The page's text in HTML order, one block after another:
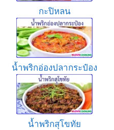
กะปิหลน
น้ำพริกอ่องปลากระป๋อง
น้ำพริกสุโขทัย